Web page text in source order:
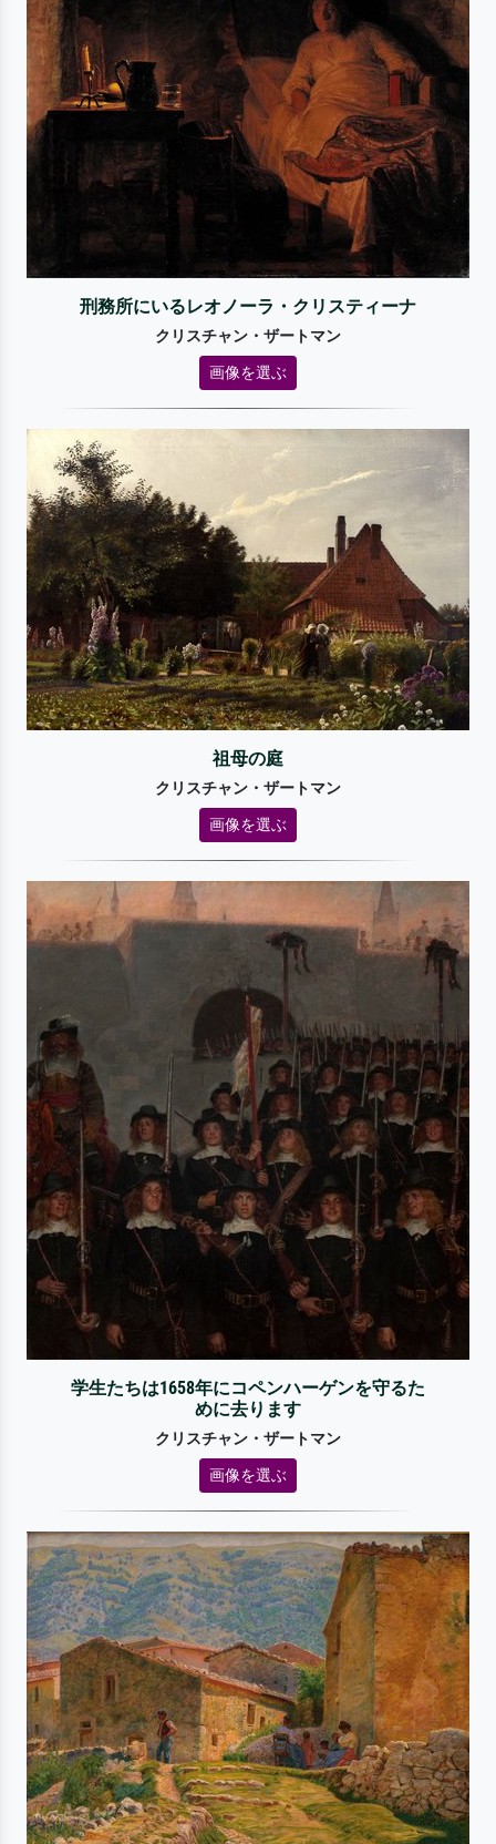
刑務所にいるレオノーラ・クリスティーナ
クリスチャン・ザートマン
画像を選ぶ
祖母の庭
クリスチャン・ザートマン
画像を選ぶ
学生たちは1658年にコペンハーゲンを守るた
めに去ります
クリスチャン・ザートマン
画像を選ぶ